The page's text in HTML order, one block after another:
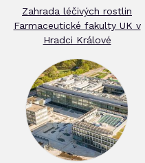
Zahrada léčivých rostlin
Farmaceutické fakulty UK v
Hradci Králové